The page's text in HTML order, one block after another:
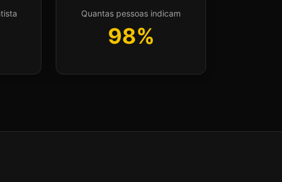
Quantas pessoas indicam
98%